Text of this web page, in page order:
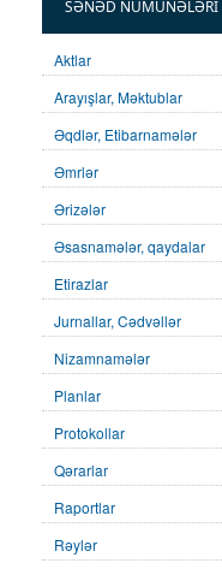
SƏNƏD NÜMUNƏLƏRI
Aktlar
Arayışlar, Məktublar
Əqdlər, Etibarnamələr
Əmrlər
Ərizələr
Əsasnamələr, qaydalar
Etirazlar
Jurnallar, Cədvəllər
Nizamnamələr
Planlar
Protokollar
Qərarlar
Raportlar
Rəylər